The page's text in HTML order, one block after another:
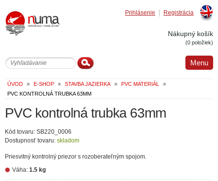
Registrácia
Prihlásenie
Nákupný košík
(0 položiek)
Menu
ÚVOD » E-SHOP » STAVBA JAZIERKA » PVC MATERIÁL
»
PVC KONTROLNÁ TRUBKA 63MM
PVC kontrolná trubka 63mm
Kód tovaru: SB220_0006
Dostupnosť tovaru: skladom
Priesvitný kontrolný priezor s rozoberateľným spojom.
Váha: 1.5 kg